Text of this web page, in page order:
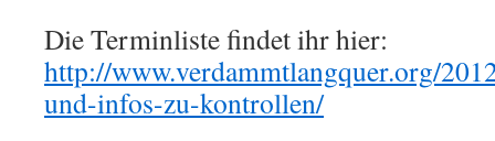
Die Terminliste findet ihr hier:
http://www.verdammtlangquer.org/
und-infos-zu-kontrollen/